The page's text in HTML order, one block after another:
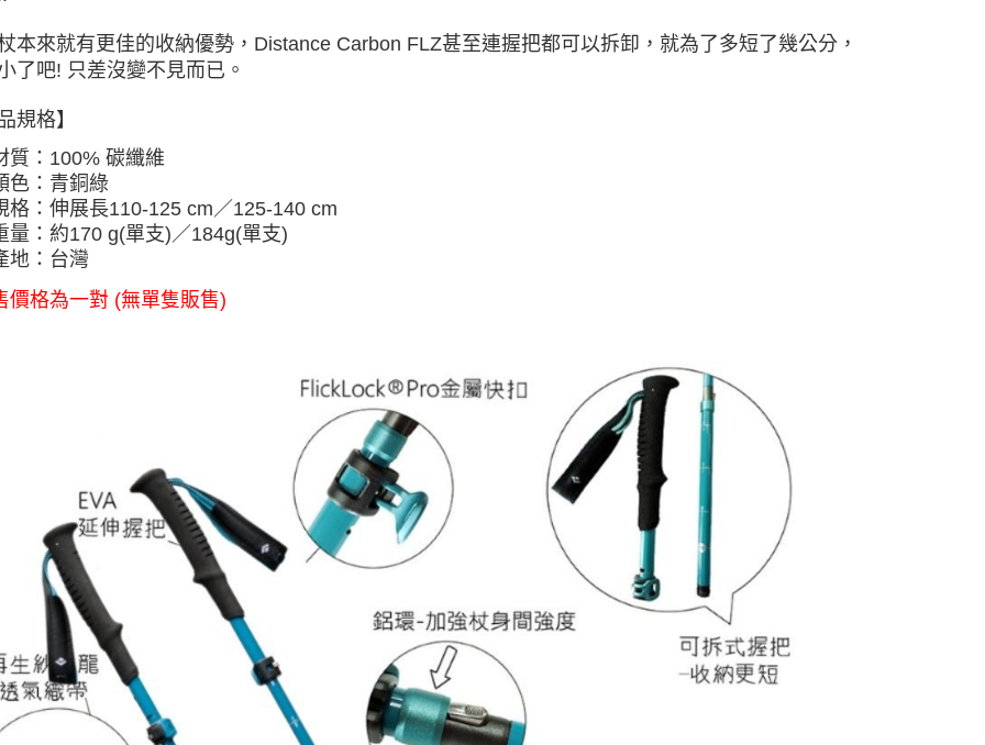
本來就有更佳的收納優勢，Distance Carbon FLZ甚至連握把都可以拆卸，就為了多短了幾公分，
了吧! 只差沒變不見而已。
規格】
質：100% 碳纖維
色：青銅綠
格：伸展長110-125 cm／125-140 cm
量：約170 g(單支)／184g(單支)
地：台灣
價格為一對 (無單隻販售)